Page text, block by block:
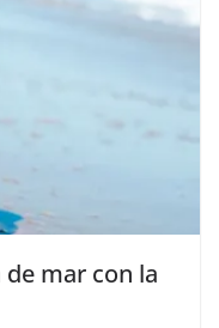
mar con la